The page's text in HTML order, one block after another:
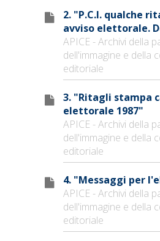
2. "P.C.I. qualche
avviso elettorale.
APICE - Archivi della
dell'immagine e della
editoriale
3. "Ritagli stampa
elettorale 1987"
APICE - Archivi della
dell'immagine e della
editoriale
4. "Messaggi per
APICE - Archivi della
dell'immagine e della
editoriale